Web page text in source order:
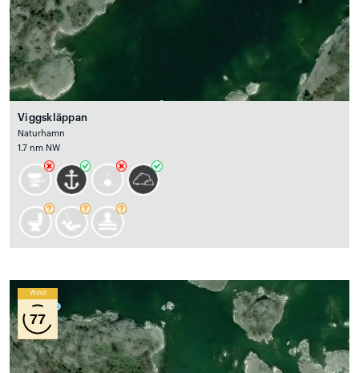
Viggskläppan
Naturhamn
1.7 nm NW
Wind
77